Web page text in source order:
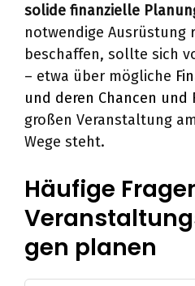
solide finanzielle
notwendige Ausrüstung
beschaffen, sollte sich
– etwa über mögliche
und deren Chancen und
großen Veranstaltung
Wege steht.
Häufige
gen planen